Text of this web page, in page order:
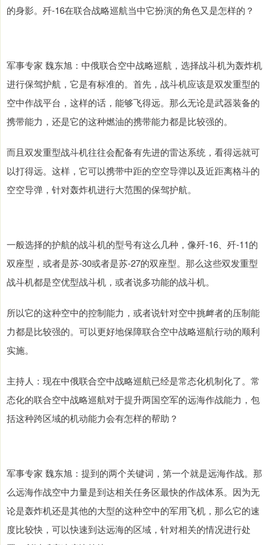
的身影。歼-16在联合战略巡航当中它扮演的角色又是怎样的？
军事专家 魏东旭：中俄联合空中战略巡航，选择战斗机为轰炸机
进行保驾护航，它是有标准的。首先，战斗机应该是双发重型的
空中作战平台，这样的话，能够飞得远。那么无论是武器装备的
携带能力，还是它的这种燃油的携带能力都是比较强的。
而且双发重型战斗机往往会配备有先进的雷达系统，看得远就可
以打得远。这样，它可以携带中距的空空导弹以及近距离格斗的
空空导弹，针对轰炸机进行大范围的保驾护航。
一般选择的护航的战斗机的型号有这么几种，像歼-16、歼-11的
双座型，或者是苏-30或者是苏-27的双座型。那么这些双发重型
战斗机都是空优型战斗机，或者说多功能的战斗机。
所以它的这种空中的控制能力，或者说针对空中挑衅者的压制能
力都是比较强的。可以更好地保障联合空中战略巡航行动的顺利
实施。
主持人：现在中俄联合空中战略巡航已经是常态化机制化了。常
态化的联合空中战略巡航对于提升两国空军的远海作战能力，包
括这种跨区域的机动能力会有怎样的帮助？
军事专家 魏东旭：提到的两个关键词，第一个就是远海作战。那
么远海作战空中力量是到达相关任务区最快的作战体系。因为无
论是轰炸机还是其他的大型的这种空中的军用飞机，那么它的速
度比较快，可以快速到达远海的区域，针对相关的情况进行处